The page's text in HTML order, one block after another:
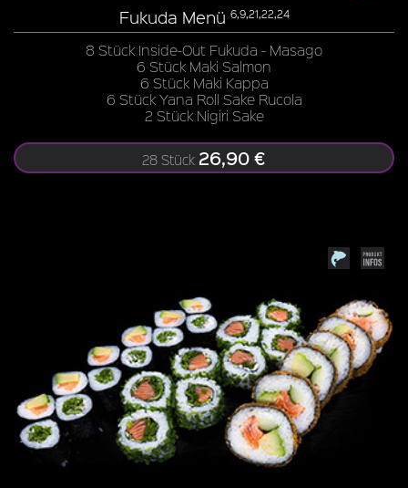
Fukuda Menü 6,9,21,22,24
8 Stück Inside-Out Fukuda - Masago
6 Stück Maki Salmon
6 Stück Maki Kappa
6 Stück Yana Roll Sake Rucola
2 Stück Nigiri Sake
28 Stück 26,90 €